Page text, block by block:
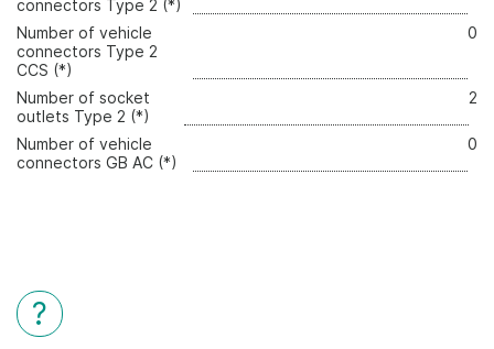
connectors Type 2 (*)
Number of vehicle
connectors Type 2
CCS (*)
0
Number of socket
outlets Type 2 (*)
2
Number of vehicle
connectors GB AC (*)
0
?